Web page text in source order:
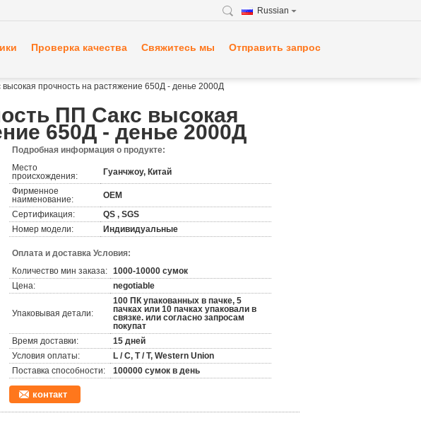
Russian
Проверка качества Свяжитесь мы Отправить запрос
прочность на растяжение 650Д - денье 2000Д
ПП Сакс высокая
650Д - денье 2000Д
Подробная информация о продукте:
Место
происхождения:
Гуанчжоу, Китай
Фирменное
наименование:
OEM
Сертификация:
QS , SGS
Номер модели:
Индивидуальные
Оплата и доставка Условия:
Количество мин заказа: 1000-10000 сумок
Цена:
negotiable
Упаковывая детали:
100 ПК упакованных в пачке, 5
пачках или 10 пачках упаковали в
связке. или согласно запросам
покупат
Время доставки:
15 дней
Условия оплаты:
L / C, T / T, Western Union
Поставка способности:
100000 сумок в день
контакт